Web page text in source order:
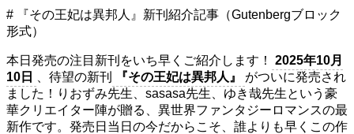
# 『その王妃は異邦人』新刊紹介記事（Gutenbergブロック
形式）
本日発売の注目新刊をいち早くご紹介します！
2025年10月
10日
、待望の新刊 『その王妃は異邦人』
がついに発売され
ました！りおずみ先生、sasasa先生、ゆき哉先生という豪
華クリエイター陣が贈る、異世界ファンタジーロマンスの最
新作です。発売日当日の今だからこそ、誰よりも早くこの作